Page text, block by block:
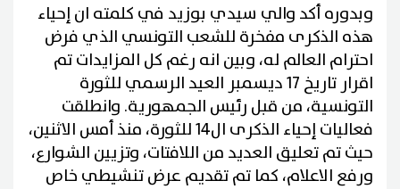
وبدوره أكد والي سيدي بوزيد في كلمته ان إحياء
هذه الذكرى مفخرة للشعب التونسي الذي فرض
احترام العالم له، وبين انه رغم كل المزايدات تم
اقرار تاريخ 17 ديسمبر العيد الرسمي للثورة
التونسية، من قبل رئيس الجمهورية. وانطلقت
فعاليات إحياء الذكرى ال14 للثورة، منذ أمس الاثنين،
حيث تم تعليق العديد من اللافتات، وتزيين الشوارع،
ورفع الاعلام، كما تم تقديم عرض تنشيطي خاص